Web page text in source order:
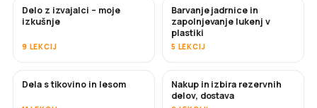
KMALU
Delo z izvajalci – moje
izkušnje
9 LEKCIJ
KMALU
Barvanje jadrnice in
zapolnjevanje lukenj v
plastiki
5 LEKCIJ
Dela s tikovino in lesom KMALU
Nakup in izbira rezervnih
delov, dostava